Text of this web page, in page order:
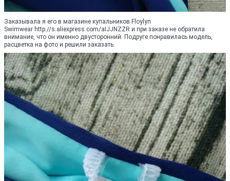
Заказывала я его в магазине купальников Floylyn
Swimwear http://s.aliexpress.com/aIJJNZZR и при заказе не обратила
внимание, что он именно двусторонний. Подруге понравилась модель,
расцветка на фото и решили заказать.